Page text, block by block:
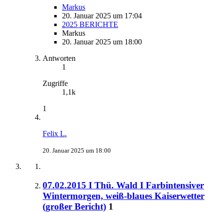
Markus
20. Januar 2025 um 17:04
2025 BERICHTE
Markus
20. Januar 2025 um 18:00
Antworten
1
Zugriffe
1,1k
1
Felix L.
20. Januar 2025 um 18:00
07.02.2015 I Thü. Wald I Farbintensiver
Wintermorgen, weiß-blaues Kaiserwetter
(großer Bericht) 1